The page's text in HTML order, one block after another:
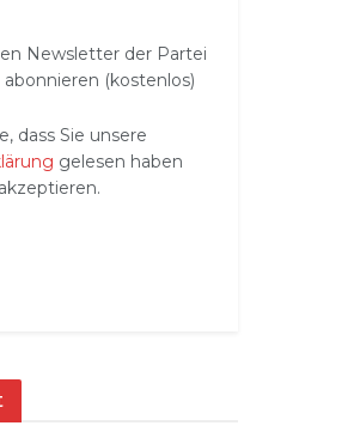
Newsletter der Partei
(kostenlos)
dass Sie unsere
gelesen haben